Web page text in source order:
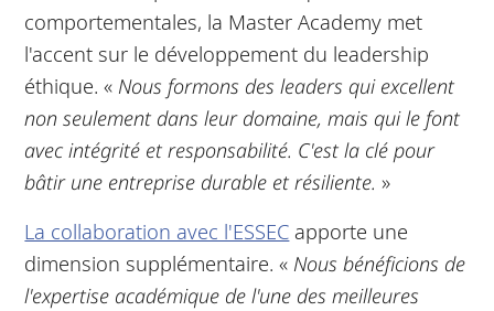
comportementales, la Master Academy met
l'accent sur le développement du leadership
éthique. « Nous formons des leaders qui excellent
non seulement dans leur domaine, mais qui le font
avec intégrité et responsabilité. C'est la clé pour
bâtir une entreprise durable et résiliente. »
La collaboration avec l'ESSEC apporte une
dimension supplémentaire. « Nous bénéficions de
l'expertise académique de l'une des meilleures